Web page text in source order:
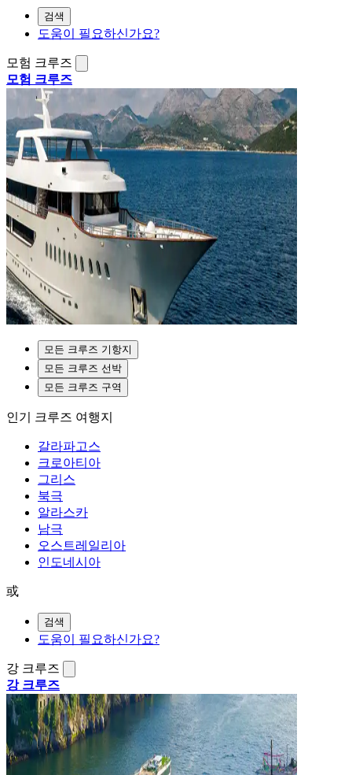
검색
도움이 필요하신가요?
모험 크루즈
모험 크루즈
모든 크루즈 기항지
모든 크루즈 선박
모든 크루즈 구역
인기 크루즈 여행지
갈라파고스
크로아티아
그리스
북극
알라스카
남극
오스트레일리아
인도네시아
或
검색
도움이 필요하신가요?
강 크루즈
강 크루즈